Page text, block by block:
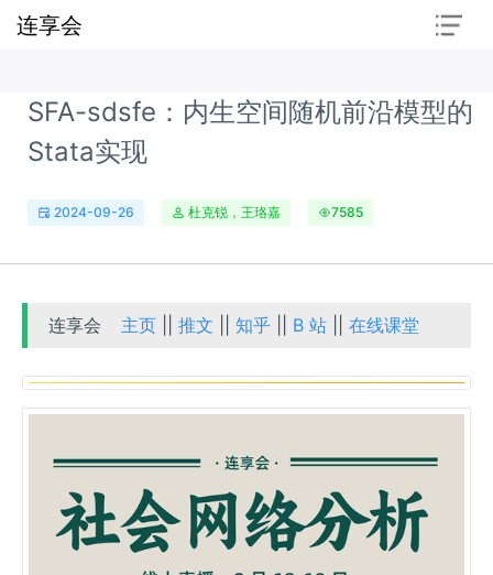
连享会
SFA-sdsfe：内生空间随机前沿模型的
Stata实现
2024-09-26 杜克锐，王珞嘉 7585
连享会 主页 ||推文 ||知乎 B 站 ||在线课堂